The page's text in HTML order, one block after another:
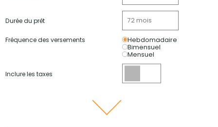
Durée du prêt
Fréquence des versements
Hebdomadaire
Bimensuel
Mensuel
Inclure les taxes